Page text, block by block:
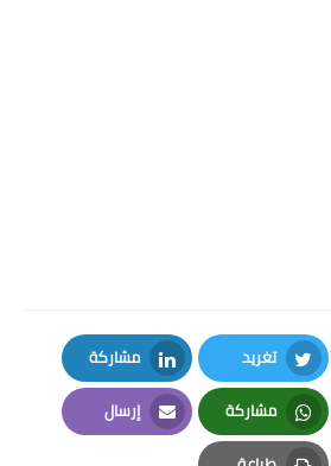
تغريد
Twitter
مشاركة
LinkedIn
مشاركة
Whatsapp
إرسال
Email